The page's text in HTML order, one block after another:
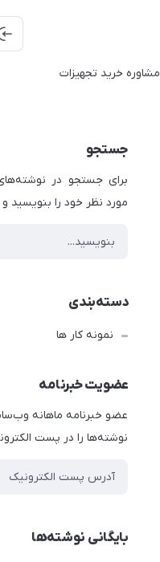
مشاوره خرید تجهیزات
جستجو
برای جستجو در
مورد نظر خود را بنویسید
دسته‌بندی
نمونه کار ها
عضویت خبرنامه
عضو خبرنامه ماهانه
نوشته‌ها را در پست
بایگانی نوشته‌ها